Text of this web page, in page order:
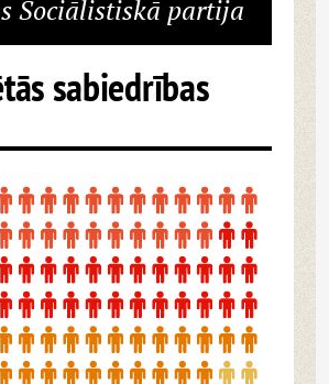
Sociālistiskā partija
sabiedrības